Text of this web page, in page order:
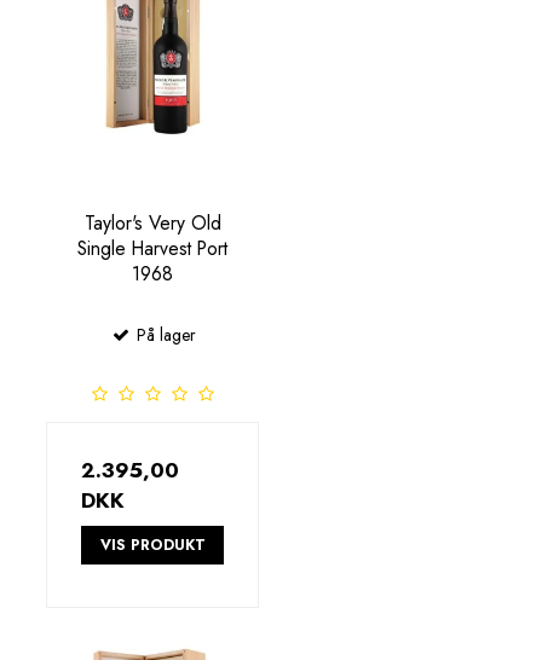
Taylor's Very Old
Single Harvest Port
1968
På lager
2.395,00
DKK
VIS PRODUKT